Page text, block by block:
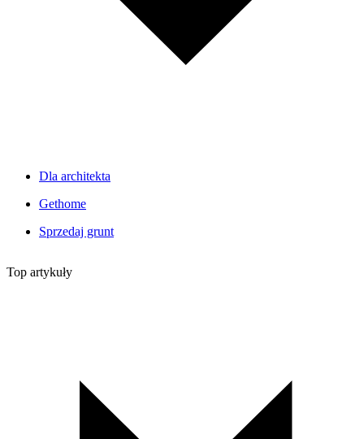
Dla architekta
Gethome
Sprzedaj grunt
Top artykuły